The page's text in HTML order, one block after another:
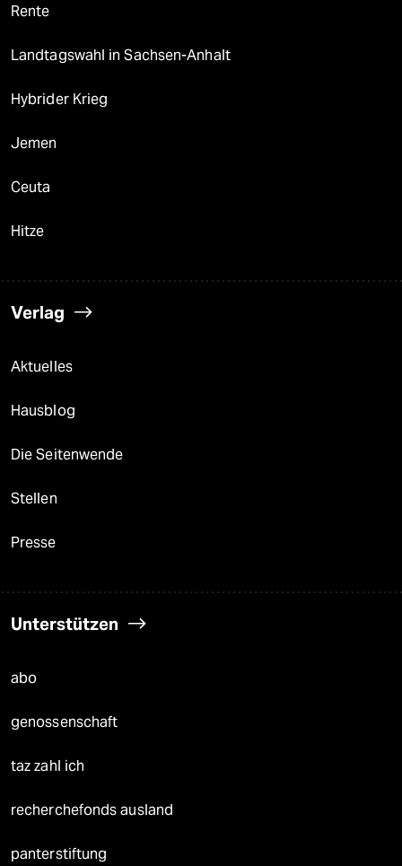
Rente
Landtagswahl in Sachsen-Anhalt
Hybrider Krieg
Jemen
Ceuta
Hitze
Verlag
Aktuelles
Hausblog
Die Seitenwende
Stellen
Presse
Unterstützen
abo
genossenschaft
taz zahl ich
recherchefonds ausland
panterstiftung